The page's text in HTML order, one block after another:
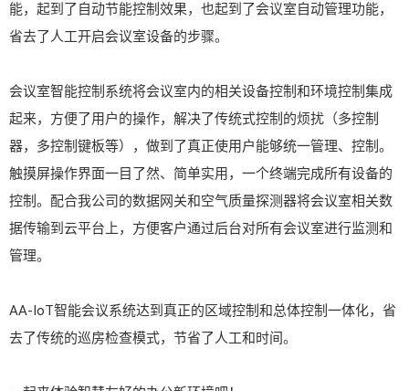
能，起到了自动节能控制效果，也起到了会议室自动管理功能，
省去了人工开启会议室设备的步骤。
会议室智能控制系统将会议室内的相关设备控制和环境控制集成
起来，方便了用户的操作，解决了传统式控制的烦扰（多控制
器，多控制键板等），做到了真正使用户能够统一管理、控制。
触摸屏操作界面一目了然、简单实用，一个终端完成所有设备的
控制。配合我公司的数据网关和空气质量探测器将会议室相关数
据传输到云平台上，方便客户通过后台对所有会议室进行监测和
管理。
AA-IoT智能会议系统达到真正的区域控制和总体控制一体化，省
去了传统的巡房检查模式，节省了人工和时间。